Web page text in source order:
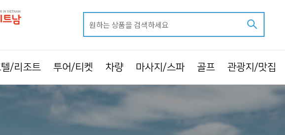
/리조트 투어/티켓 차량 마사지/스파 골프 관광지/맛집